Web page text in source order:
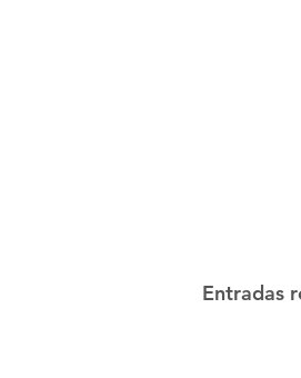
Entradas